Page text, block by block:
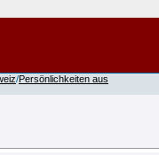
/Persönlichkeiten aus